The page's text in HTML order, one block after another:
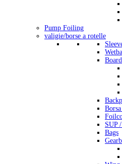
Pump Foiling
valigie/borse a rotelle
SUP
Bags